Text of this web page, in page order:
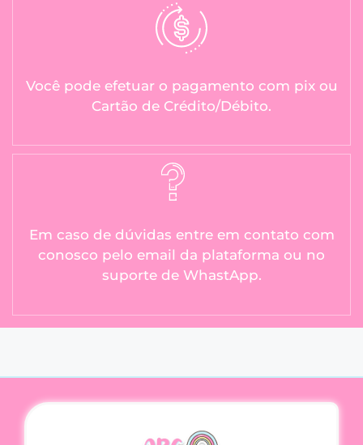
Você pode efetuar o pagamento com pix ou
Cartão de Crédito/Débito.
Em caso de dúvidas entre em contato com
conosco pelo email da plataforma ou no
suporte de WhastApp.